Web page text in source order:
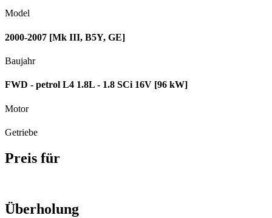
Model
2000-2007 [Mk III, B5Y, GE]
Baujahr
FWD - petrol L4 1.8L - 1.8 SCi 16V [96 kW]
Motor
Getriebe
Preis für
Überholung